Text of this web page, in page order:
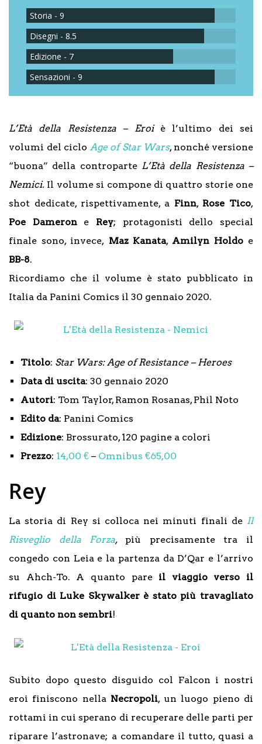
Storia - 9
Disegni - 8.5
Edizione - 7
Sensazioni - 9
L’Età della Resistenza – Eroi è l’ultimo dei sei
volumi del ciclo Age of Star Wars, nonché versione
“buona” della controparte L’Età della Resistenza –
Nemici. Il volume si compone di quattro storie one
shot dedicate, rispettivamente, a Finn, Rose Tico,
Poe
Damerone Rey; protagonisti dello special
finale sono, invece,Maz Kanata, Amilyn Holdo e
BB-8.
Ricordiamo che il volume è stato pubblicato in
Italia da Panini Comics il 30 gennaio 2020.
Titolo: Star Wars: Age of Resistance – Heroes
Data di uscita: 30 gennaio 2020
Autori: Tom Taylor, Ramon Rosanas, Phil Noto
Edito da: Panini Comics
Edizione: Brossurato, 120 pagine a colori
Prezzo: 14,00 € – Omnibus €65,00
Rey
La storia di Rey si colloca nei minuti finali de Il
Risveglio della Forza, più precisamente tra il
congedo con Leia e la partenza da D’Qar e l’arrivo
su Ahch-To. A quanto pare il viaggio verso il
rifugio di Luke Skywalker è stato più travagliato
di quanto non sembri!
Subito dopo questo disguido col Falcon i nostri
eroi finiscono nella Necropoli, un luogo pieno di
rottami in cui sperano di recuperare delle parti per
riparare l’astronave; a comandare il tutto, quasi a